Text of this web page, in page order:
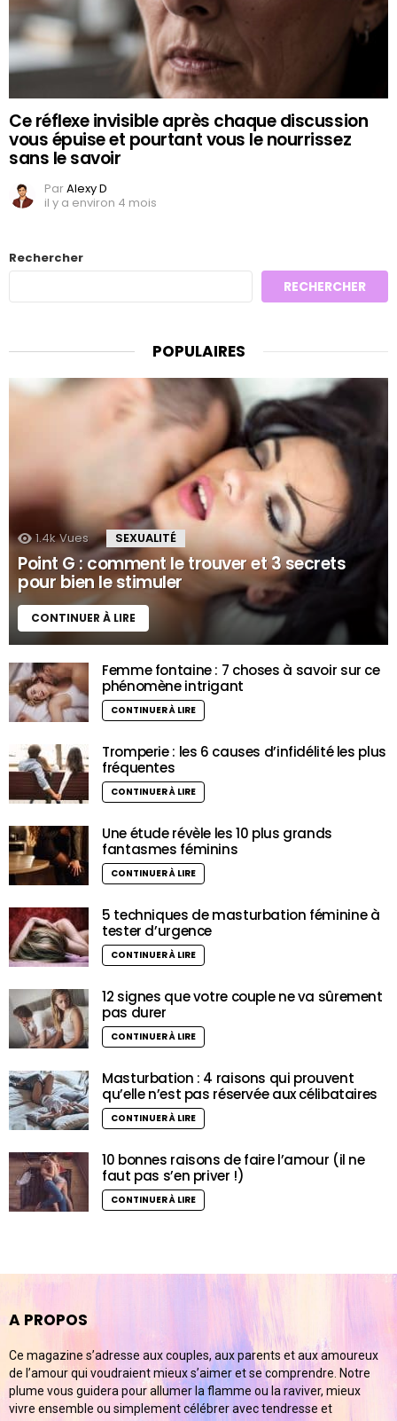
Ce réflexe invisible après chaque discussion
vous épuise et pourtant vous le nourrissez
sans le savoir
ParAlexy D
il y a environ 4 mois
Rechercher
RECHERCHER
POPULAIRES
1.4k Vues SEXUALITÉ
Point G : comment le trouver et 3 secrets
pour bien le stimuler
CONTINUER À LIRE
Femme fontaine : 7 choses à savoir sur ce
phénomène intrigant
CONTINUER À LIRE
Tromperie : les 6 causes d’infidélité les plus
fréquentes
CONTINUER À LIRE
Une étude révèle les 10 plus grands
fantasmes féminins
CONTINUER À LIRE
5 techniques de masturbation féminine à
tester d’urgence
CONTINUER À LIRE
12 signes que votre couple ne va sûrement
pas durer
CONTINUER À LIRE
Masturbation : 4 raisons qui prouvent
qu’elle n’est pas réservée aux célibataires
CONTINUER À LIRE
10 bonnes raisons de faire l’amour (il ne
faut pas s’en priver !)
CONTINUER À LIRE
A PROPOS
Ce magazine s’adresse aux couples, aux parents et aux amoureux
de l’amour qui voudraient mieux s’aimer et se comprendre. Notre
plume vous guidera pour allumer la flamme ou la raviver, mieux
vivre ensemble ou simplement célébrer avec tendresse et